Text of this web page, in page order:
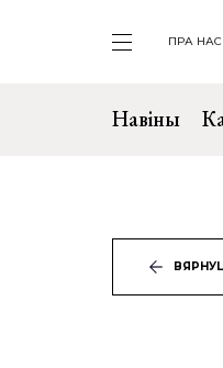
ПРА НАС
Навіны